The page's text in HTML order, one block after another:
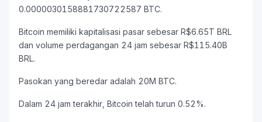
0.0000030158881730722587 BTC.
Bitcoin memiliki kapitalisasi pasar sebesar R$6.65T BRL
dan volume perdagangan 24 jam sebesar R$115.40B
BRL.
Pasokan yang beredar adalah 20M BTC.
Dalam 24 jam terakhir, Bitcoin telah turun 0.52%.